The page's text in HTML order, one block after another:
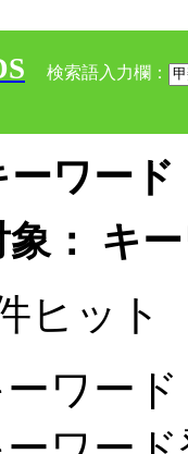
検索語入力欄：
ーワード
： キ
ヒット
ワー